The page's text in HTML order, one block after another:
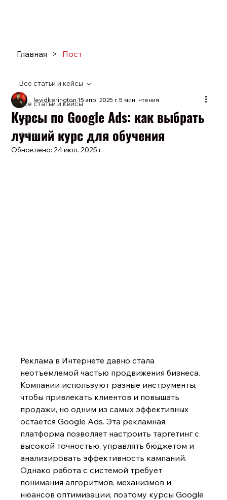
Все статьи и кейсы
Статьи
Кейсы
Все статьи и кейсы
Курсы по Google Ads: как выбрать
лучший курс для обучения
levidkerington15 апр. 2025 г.5 мин. чтения
Обновлено:24 июл. 2025 г.
Реклама в Интернете давно стала
неотъемлемой частью продвижения бизнеса.
Компании используют разные инструменты,
чтобы привлекать клиентов и повышать
продажи, но одним из самых эффективных
остается Google Ads. Эта рекламная
платформа позволяет настроить таргетинг с
высокой точностью, управлять бюджетом и
анализировать эффективность кампаний.
Однако работа с системой требует
понимания алгоритмов, механизмов и
нюансов оптимизации, поэтому курсы Google
Главная > Пост